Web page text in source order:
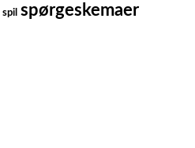
spil spørgeskemaer